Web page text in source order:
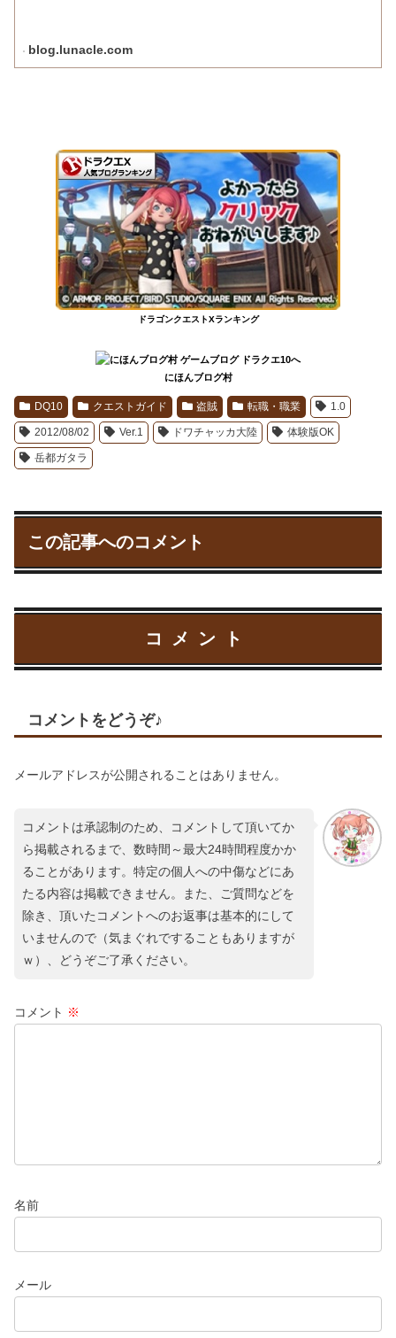
blog.lunacle.com
ドラゴンクエストXランキング
にほんブログ村
DQ10 クエストガイド 盗賊 転職・職業 1.0
2012/08/02 Ver.1 ドワチャッカ大陸 体験版OK
岳都ガタラ
この記事へのコメント
コメント
コメントをどうぞ♪
メールアドレスが公開されることはありません。
コメントは承認制のため、コメントして頂いてか
ら掲載されるまで、数時間～最大24時間程度かか
ることがあります。特定の個人への中傷などにあ
たる内容は掲載できません。また、ご質問などを
除き、頂いたコメントへのお返事は基本的にして
いませんので（気まぐれですることもありますが
ｗ）、どうぞご了承ください。
コメント ※
名前
メール